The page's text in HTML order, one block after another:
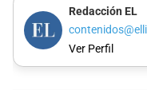
Redacción EL
Ver Perfil